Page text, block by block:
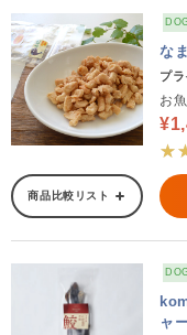
な
プ
お
商品比較リスト
ャ